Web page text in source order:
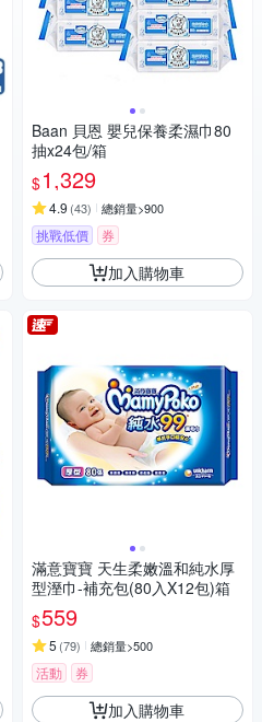
Baan 貝恩 嬰兒保養柔濕巾80
抽x24包/箱
$1,329
4.9 (43) 總銷量>900
挑戰低價 券
加入購物車
滿意寶寶 天生柔嫩溫和純水厚
型溼巾-補充包(80入X12包)箱
$559
5 (79) 總銷量>500
活動 券
加入購物車